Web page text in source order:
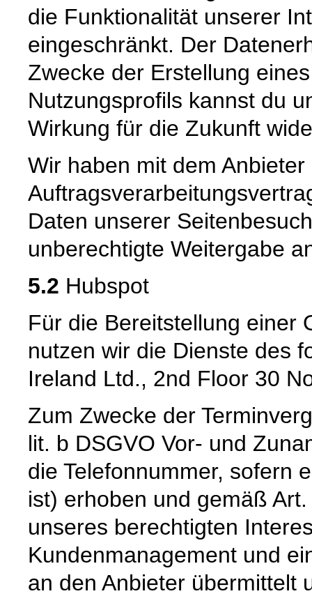
die Funktionalität unserer
eingeschränkt. Der
Zwecke der Erstellung
Nutzungsprofils kannst du
Wirkung für die Zukunft
Wir haben mit dem Anbieter
Daten unserer
unberechtigte Weitergabe
5.2 Hubspot
Für die Bereitstellung einer
nutzen wir die Dienste des
Ireland Ltd., 2nd Floor 30
Zum Zwecke der
lit. b DSGVO Vor- und
die Telefonnummer, sofern
ist) erhoben und gemäß
unseres berechtigten
Kundenmanagement und
an den Anbieter übermittelt